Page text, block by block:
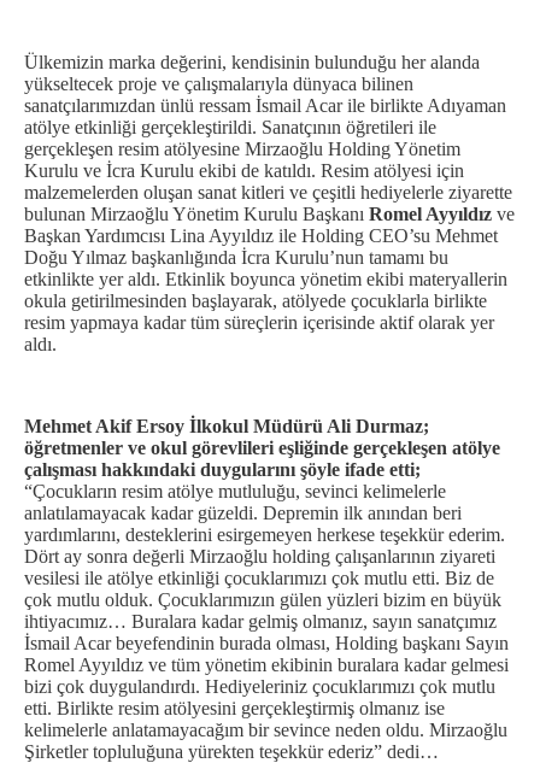
Ülkemizin marka değerini, kendisinin bulunduğu her alanda
yükseltecek proje ve çalışmalarıyla dünyaca bilinen
sanatçılarımızdan ünlü ressam İsmail Acar ile birlikte Adıyaman
atölye etkinliği gerçekleştirildi. Sanatçının öğretileri ile
gerçekleşen resim atölyesine Mirzaoğlu Holding Yönetim
Kurulu ve İcra Kurulu ekibi de katıldı. Resim atölyesi için
malzemelerden oluşan sanat kitleri ve çeşitli hediyelerle ziyarette
bulunan Mirzaoğlu Yönetim Kurulu Başkanı Romel Ayyıldız ve
Başkan Yardımcısı Lina Ayyıldız ile Holding CEO’su Mehmet
Doğu Yılmaz başkanlığında İcra Kurulu’nun tamamı bu
etkinlikte yer aldı. Etkinlik boyunca yönetim ekibi materyallerin
okula getirilmesinden başlayarak, atölyede çocuklarla birlikte
resim yapmaya kadar tüm süreçlerin içerisinde aktif olarak yer
aldı.
Mehmet Akif Ersoy İlkokul Müdürü Ali Durmaz;
öğretmenler ve okul görevlileri eşliğinde gerçekleşen atölye
çalışması hakkındaki duygularını şöyle ifade etti;
“Çocukların resim atölye mutluluğu, sevinci kelimelerle
anlatılamayacak kadar güzeldi. Depremin ilk anından beri
yardımlarını, desteklerini esirgemeyen herkese teşekkür ederim.
Dört ay sonra değerli Mirzaoğlu holding çalışanlarının ziyareti
vesilesi ile atölye etkinliği çocuklarımızı çok mutlu etti. Biz de
çok mutlu olduk. Çocuklarımızın gülen yüzleri bizim en büyük
ihtiyacımız… Buralara kadar gelmiş olmanız, sayın sanatçımız
İsmail Acar beyefendinin burada olması, Holding başkanı Sayın
Romel Ayyıldız ve tüm yönetim ekibinin buralara kadar gelmesi
bizi çok duygulandırdı. Hediyeleriniz çocuklarımızı çok mutlu
etti. Birlikte resim atölyesini gerçekleştirmiş olmanız ise
kelimelerle anlatamayacağım bir sevince neden oldu. Mirzaoğlu
Şirketler topluluğuna yürekten teşekkür ederiz” dedi…